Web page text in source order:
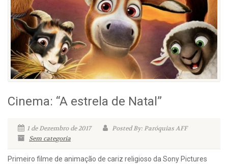
Cinema: “A estrela de Natal”
1 de Dezembro de 2017
Posted By: Paróquias AFF
Sem categoria
Primeiro filme de animação de cariz religioso da Sony Pictures